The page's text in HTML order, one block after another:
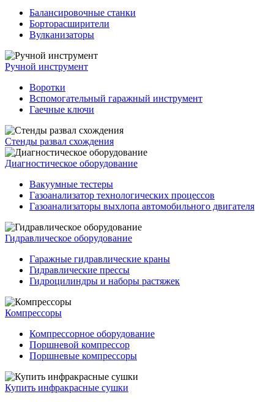
Балансировочные станки
Борторасширители
Вулканизаторы
Ручной инструмент
Воротки
Вспомогательный гаражный инструмент
Гаечные ключи
Стенды развал схождения
Диагностическое оборудование
Вакуумные тестеры
Газоанализатор технологических процессов
Газоанализаторы выхлопа автомобильного двигателя
Гидравлическое оборудование
Гаражные гидравлические краны
Гидравлические прессы
Гидроцилиндры и наборы растяжек
Компрессоры
Компрессорное оборудование
Поршневой компрессор
Поршневые компрессоры
Купить инфракрасные сушки